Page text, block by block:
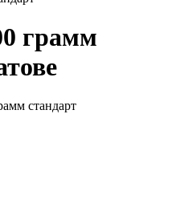
грамм
стандарт